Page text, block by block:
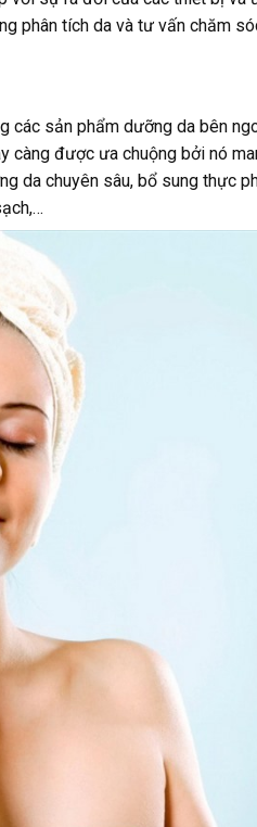
phân tích da và tư vấn chăm
các sản phẩm dưỡng da bên
càng được ưa chuộng bởi nó
da chuyên sâu, bổ sung thực